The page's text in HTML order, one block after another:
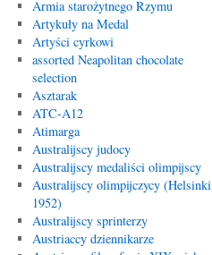
Armia starożytnego Rzymu
Artykuły na Medal
Artyści cyrkowi
assorted Neapolitan chocolate
selection
Asztarak
ATC-A12
Atimarga
Australijscy judocy
Australijscy medaliści olimpijscy
Australijscy olimpijczycy (Helsinki
1952)
Australijscy sprinterzy
Austriaccy dziennikarze